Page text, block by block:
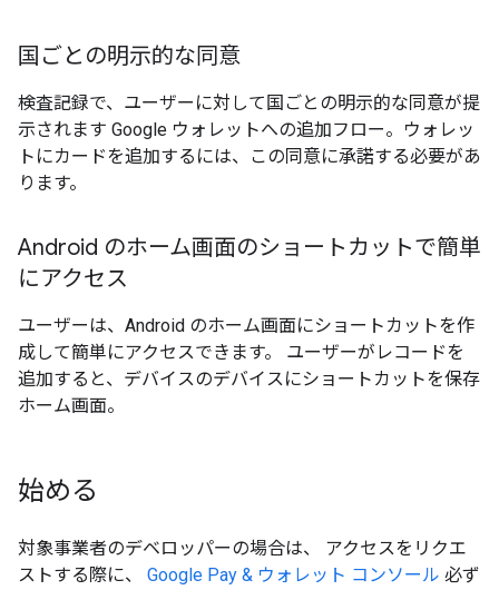
国ごとの明示的な同意
検査記録で、ユーザーに対して国ごとの明示的な同意が提
示されます Google ウォレットへの追加フロー。ウォレッ
トにカードを追加するには、この同意に承諾する必要があ
ります。
Android のホーム画面のショートカットで簡単
にアクセス
ユーザーは、Android のホーム画面にショートカットを作
成して簡単にアクセスできます。 ユーザーがレコードを
追加すると、デバイスのデバイスにショートカットを保存
ホーム画面。
始める
対象事業者のデベロッパーの場合は、 アクセスをリクエ
ストする際に、 Google Pay & ウォレット コンソール 必ず